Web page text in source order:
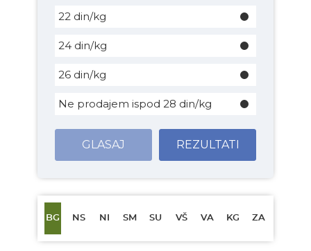
22 din/kg
24 din/kg
26 din/kg
Ne prodajem ispod 28 din/kg
GLASAJ REZULTATI
BG NS NI SM SU VŠ VA KG ZA